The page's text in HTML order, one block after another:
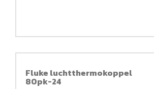
Fluke luchtthermokoppel
80pk-24